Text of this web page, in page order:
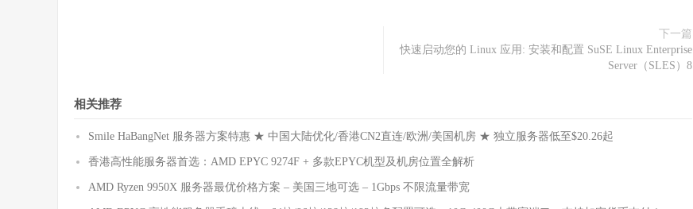
下一篇
快速启动您的 Linux 应用: 安装和配置 SuSE Linux Enterprise
Server（SLES）8
相关推荐
Smile HaBangNet 服务器方案特惠 ★ 中国大陆优化/香港CN2直连/欧洲/美国机房 ★ 独立服务器低至$20.26起
香港高性能服务器首选：AMD EPYC 9274F + 多款EPYC机型及机房位置全解析
AMD Ryzen 9950X 服务器最优价格方案 – 美国三地可选 – 1Gbps 不限流量带宽